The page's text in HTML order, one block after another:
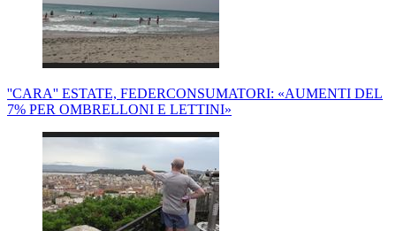
''CARA'' ESTATE, FEDERCONSUMATORI: «AUMENTI DEL
7% PER OMBRELLONI E LETTINI»